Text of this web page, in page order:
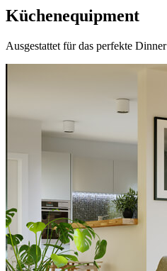
Küchenequipment
Ausgestattet für das perfekte Dinner